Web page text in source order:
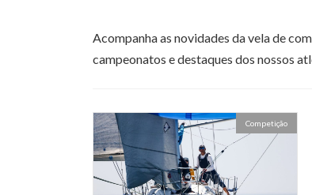
Acompanha as novidades da vela de
campeonatos e destaques dos nossos
Competição